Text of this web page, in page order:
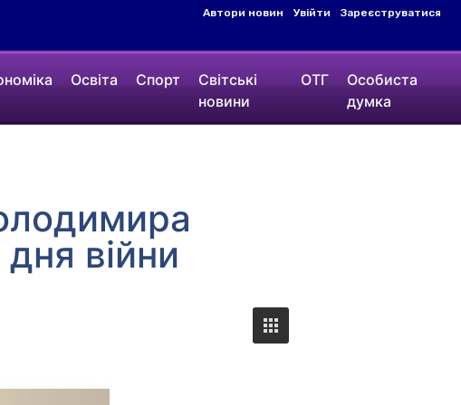
Автори новин Увійти Зареєструватися
Освіта Спорт
Світські
новини
ОТГ
Особиста
думка
війни